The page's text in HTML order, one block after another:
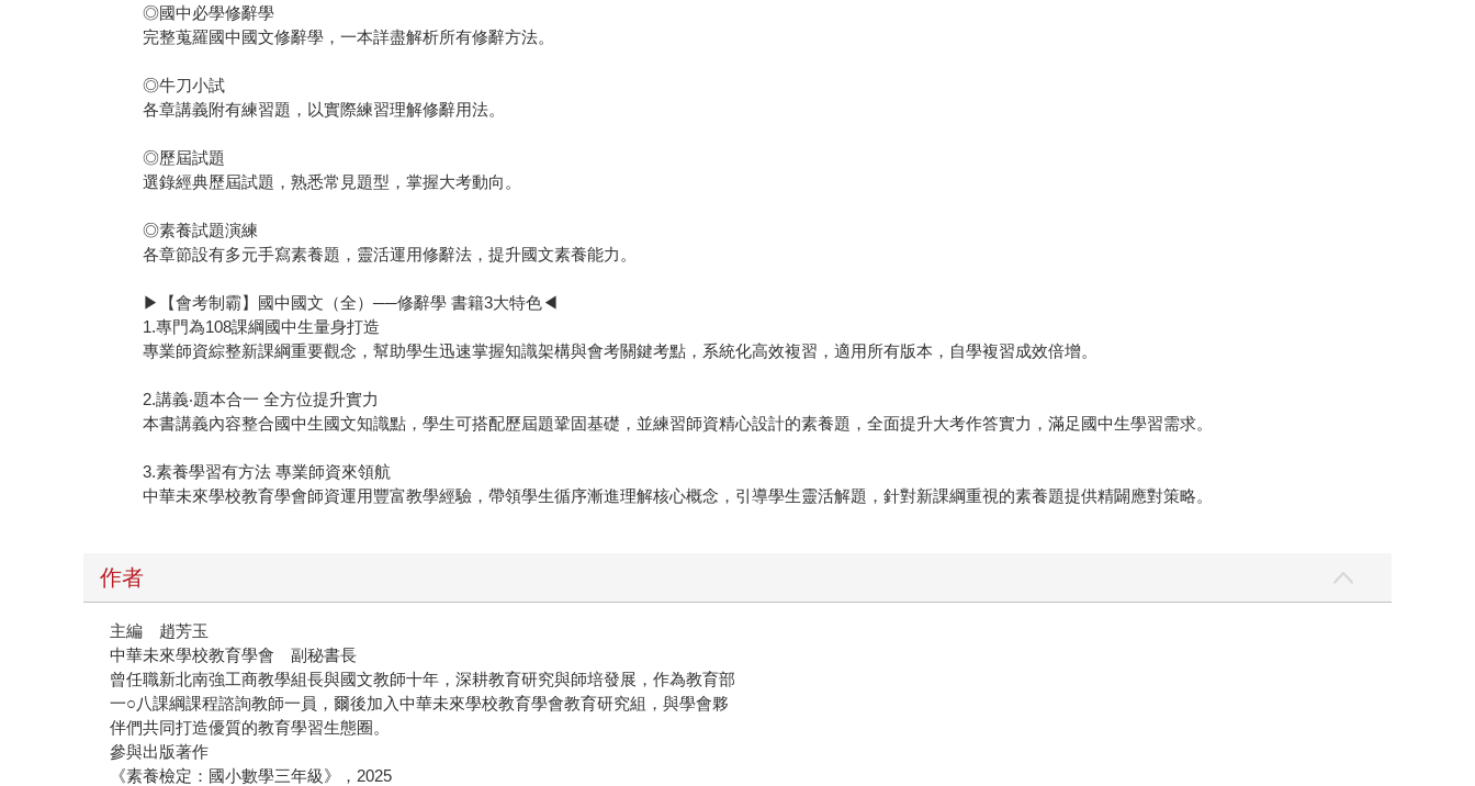
◎國中必學修辭學
完整蒐羅國中國文修辭學，一本詳盡解析所有修辭方法。
◎牛刀小試
各章講義附有練習題，以實際練習理解修辭用法。
◎歷屆試題
選錄經典歷屆試題，熟悉常見題型，掌握大考動向。
◎素養試題演練
各章節設有多元手寫素養題，靈活運用修辭法，提升國文素養能力。
▶【會考制霸】國中國文（全）──修辭學 書籍3大特色◀
1.專門為108課綱國中生量身打造
專業師資綜整新課綱重要觀念，幫助學生迅速掌握知識架構與會考關鍵考點，系統化高效複習，適用所有版本，自學複習成效倍增。
2.講義‧題本合一 全方位提升實力
本書講義內容整合國中生國文知識點，學生可搭配歷屆題鞏固基礎，並練習師資精心設計的素養題，全面提升大考作答實力，滿足國中生學習需求。
3.素養學習有方法 專業師資來領航
中華未來學校教育學會師資運用豐富教學經驗，帶領學生循序漸進理解核心概念，引導學生靈活解題，針對新課綱重視的素養題提供精闢應對策略。
作者
主編 趙芳玉
中華未來學校教育學會 副秘書長
曾任職新北南強工商教學組長與國文教師十年，深耕教育研究與師培發展，作為教育部
一○八課綱課程諮詢教師一員，爾後加入中華未來學校教育學會教育研究組，與學會夥
伴們共同打造優質的教育學習生態圈。
參與出版著作
《素養檢定：國小數學三年級》，2025